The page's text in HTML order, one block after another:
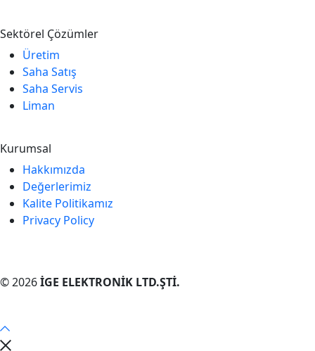
Sektörel Çözümler
Üretim
Saha Satış
Saha Servis
Liman
Kurumsal
Hakkımızda
Değerlerimiz
Kalite Politikamız
Privacy Policy
© 2026İGE ELEKTRONİK LTD.ŞTİ.